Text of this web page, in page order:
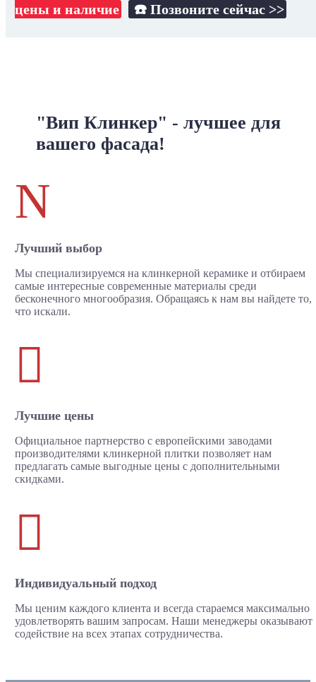
цены и наличие
☎️ Позвоните сейчас >>
"Вип Клинкер" - лучшее для
вашего фасада!
N
Лучший выбор
Мы специализируемся на клинкерной керамике и отбираем
самые интересные современные материалы среди
бесконечного многообразия. Обращаясь к нам вы найдете то,
что искали.

Лучшие цены
Официальное партнерство с европейскими заводами
производителями клинкерной плитки позволяет нам
предлагать самые выгодные цены с дополнительными
скидками.

Индивидуальный подход
Мы ценим каждого клиента и всегда стараемся максимально
удовлетворять вашим запросам. Наши менеджеры оказывают
содействие на всех этапах сотрудничества.